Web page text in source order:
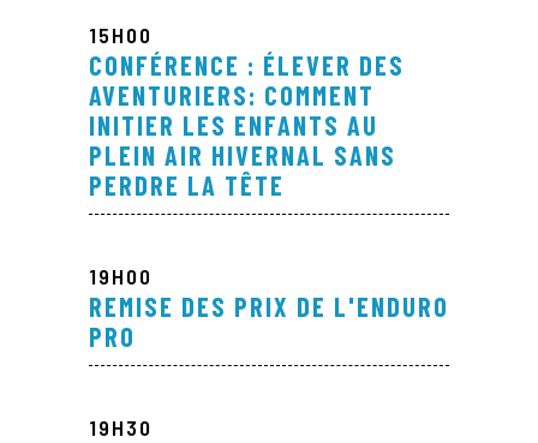
15H00
CONFÉRENCE : ÉLEVER DES
AVENTURIERS: COMMENT
INITIER LES ENFANTS AU
PLEIN AIR HIVERNAL SANS
PERDRE LA TÊTE
19H00
REMISE DES PRIX DE L'ENDURO
PRO
19H30